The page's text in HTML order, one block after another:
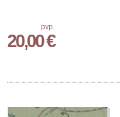
pvp.
20,00 €